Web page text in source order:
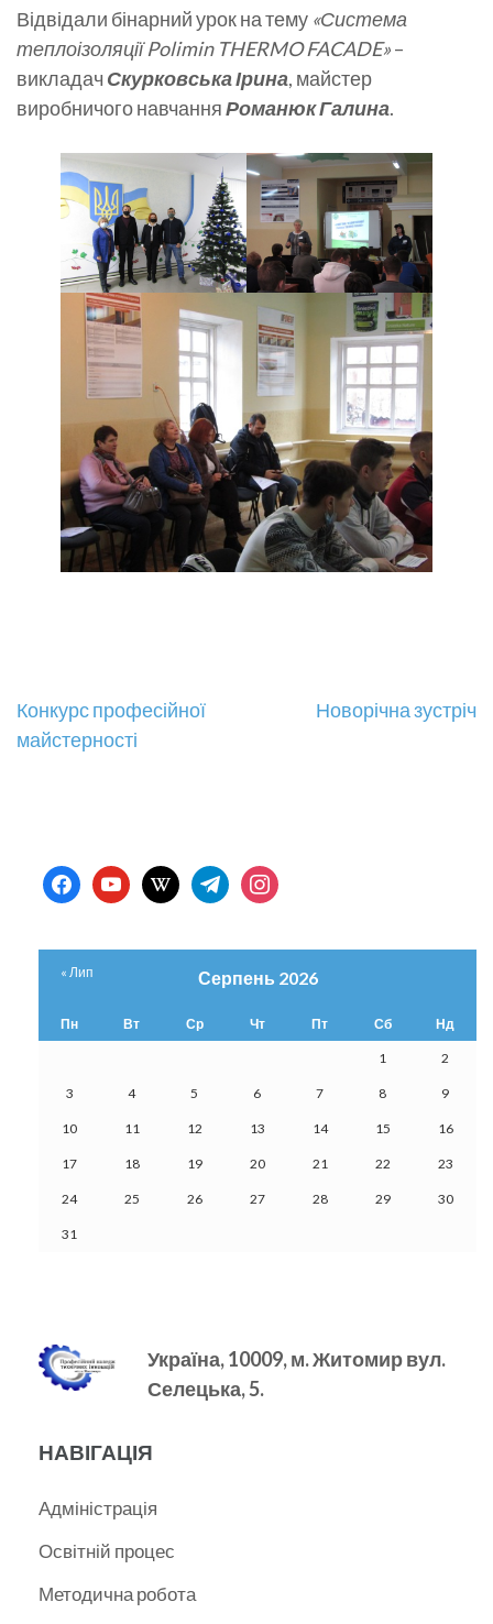
Відвідали бінарний урок на тему «Система
теплоізоляції Polimin THERMO FACADE»–
викладач Скурковська Ірина, майстер
виробничого навчанняРоманюк Галина.
Навігація
записів
Конкурс професійної
майстерності
Новорічна зустріч
facebookyoutubewikipediatelegraminstagram
Серпень 2026
Пн Вт Ср Чт Пт Сб Нд
1 2
3 4 5 6 7 8 9
10 11 12 13 14 15 16
17 18 19 20 21 22 23
24 25 26 27 28 29 30
31
« Лип
Україна, 10009, м.Житомир вул.
Селецька, 5.
НАВІГАЦІЯ
Адміністрація
Освітній процес
Методична робота